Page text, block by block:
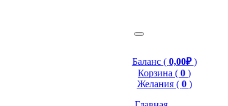
Баланс ( 0,00₽)
Корзина ( 0 )
Желания ( 0 )